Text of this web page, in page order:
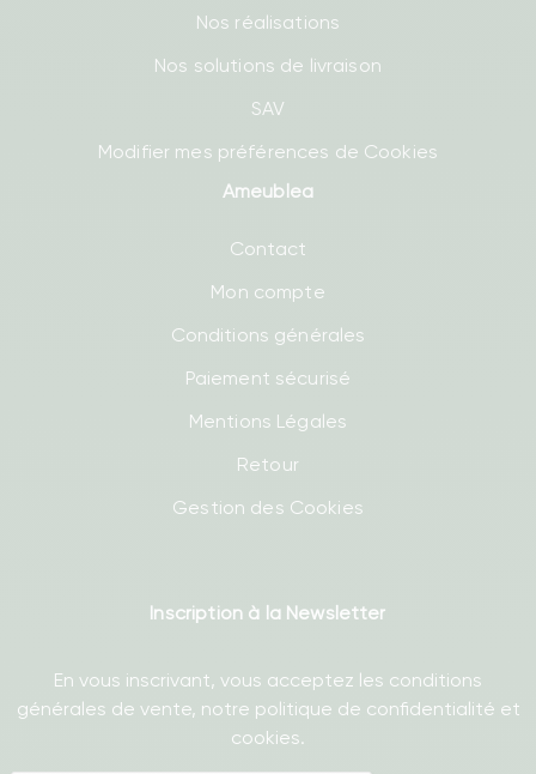
Nos réalisations
Nos solutions de livraison
SAV
Modifier mes préférences de Cookies
Ameublea
Contact
Mon compte
Conditions générales
Paiement sécurisé
Mentions Légales
Retour
Gestion des Cookies
Inscription à la Newsletter
En vous inscrivant, vous acceptez les conditions
générales de vente, notre politique de confidentialité et
cookies.